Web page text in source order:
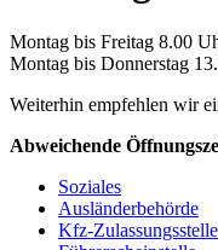
Montag bis Freitag 8.00
Montag bis Donnerstag
Weiterhin empfehlen wir
Abweichende
Soziales
Ausländerbehörde
Kfz-Zulassungsstelle